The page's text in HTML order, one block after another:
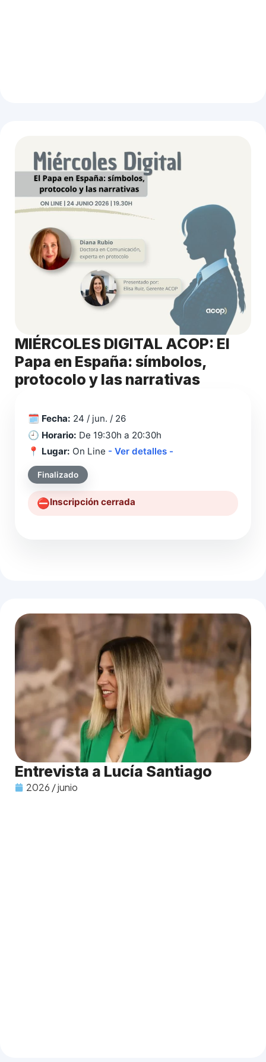
MIÉRCOLES DIGITAL ACOP: El
Papa en España: símbolos,
protocolo y las narrativas
🗓️ Fecha: 24 / jun. / 26
🕘 Horario: De 19:30h a 20:30h
📍 Lugar: On Line - Ver detalles -
Finalizado
⛔️Inscripción cerrada
Entrevista a Lucía Santiago
2026 / junio